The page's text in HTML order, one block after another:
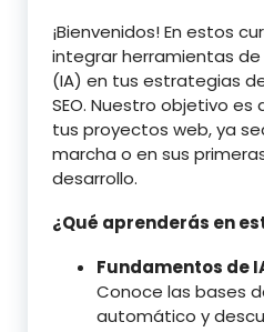
¡Bienvenidos! En estos
integrar herramientas
(IA) en tus estrategias
SEO. Nuestro objetivo
tus proyectos web, ya
marcha o en sus
desarrollo.
¿Qué aprenderás en
Fundamentos de
Conoce las bases
automático y